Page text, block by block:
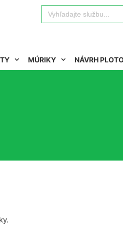
Search
for:
MÚRIKY NÁVRH